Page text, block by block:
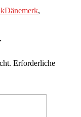
Schlagwörter
Dänemerk,
Erforderliche